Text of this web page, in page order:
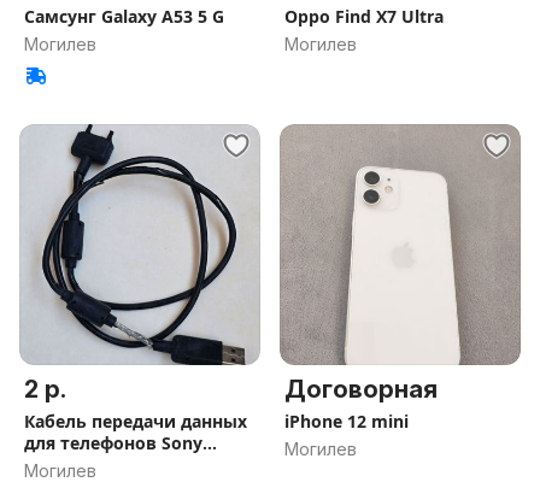
Самсунг Galaxy A53 5 G
Могилев
Oppo Find X7 Ultra
Могилев
2 р.
Кабель передачи данных
для телефонов Sony
Ericsson
Могилев
Договорная
iPhone 12 mini
Могилев